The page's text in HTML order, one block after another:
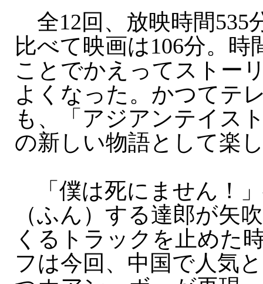
全12回、放映時間535
比べて映画は106分。時
ことでかえってストー
よくなった。かつてテ
も、「アジアンテイス
の新しい物語として楽
「僕は死にません！
（ふん）する達郎が矢
くるトラックを止めた
フは今回、中国で人気